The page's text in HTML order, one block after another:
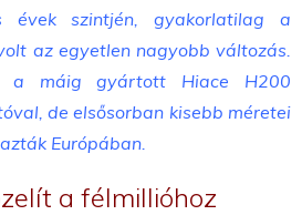
évek szintjén, gyakorlatilag a
az egyetlen nagyobb változás.
a máig gyártott Hiace H200
de elsősorban kisebb méretei
Európában.
a félmillióhoz